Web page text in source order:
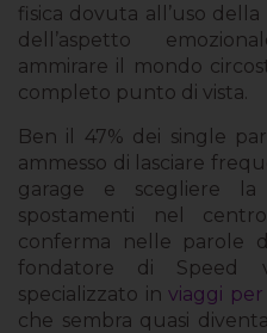
fisica dovuta all’uso
dell’aspetto
ammirare il mondo
completo punto di vista.
Ben il 47% dei single
ammesso di lasciare
garage e scegliere
spostamenti nel
conferma nelle parole
fondatore di Speed
specializzato in viaggi per
che sembra quasi